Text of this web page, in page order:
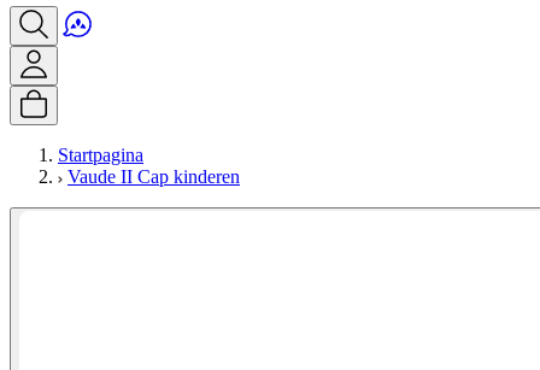
Startpagina
Vaude II Cap kinderen